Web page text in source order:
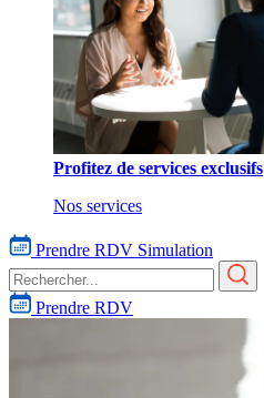
Profitez de services exclusifs
Nos services
Prendre RDV Simulation
Prendre RDV